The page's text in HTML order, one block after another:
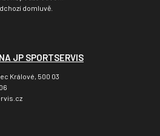
domluvě.
JP SPORTSERVIS
Králové, 500 03